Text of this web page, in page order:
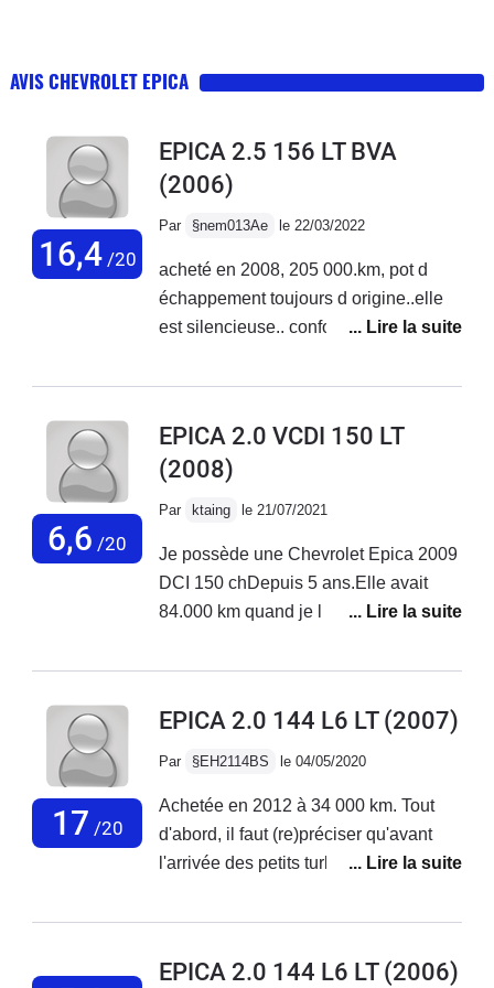
AVIS CHEVROLET EPICA
16,4/20
EPICA 2.5 156 LT BVA
(2006)
Par §nem013Ae le 22/03/2022
acheté en 2008, 205 000.km, pot d
échappement toujours d origine..elle
est silencieuse.. confortable..boite
très peu de réparation et toujours
silencieuse.spacieuse...sieges cuirs..
chauffants..coffre très grand.. conduite
avec regret..la retraite pour elle comme
pour moi
6,6 /20
EPICA 2.0 VCDI 150 LT
(2008)
Par ktaing le 21/07/2021
Je possède une Chevrolet Epica 2009
DCI 150 chDepuis 5 ans.Elle avait
84.000 km quand je l ai achetée.Apres
une poubelle roulante.Cette voiture est
cette voiture!!!En 5 ans : j ai
changeSupport filtre gasoilPoulie
climatisationCardanDisquesJe roule
très peu en plus 6000 km par an.Je
comprends pourquoi Chevrolet a quitté
médiocre.
17 /20
EPICA 2.0 144 L6 LT(2007)
Par §EH2114BS le 04/05/2020
Achetée en 2012 à 34 000 km. Tout
d'abord, il faut (re)préciser qu'avant
l'arrivée des petits turbo essence,
n'était pas du tout la même chose.
constructeurs ont tout investi dans le
EPICA 2.0 144 L6 LT(2006)